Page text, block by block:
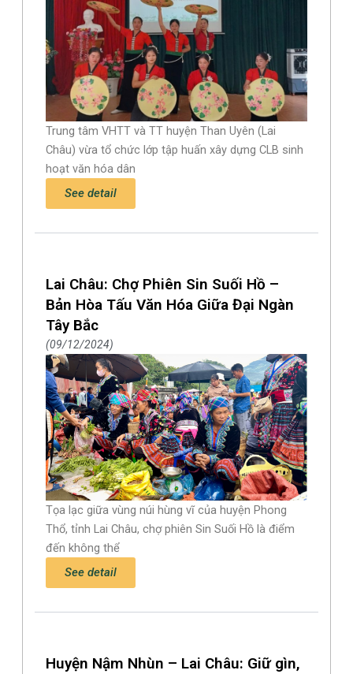
Trung tâm VHTT và TT huyện Than Uyên (Lai
Châu) vừa tổ chức lớp tập huấn xây dựng CLB sinh
hoạt văn hóa dân
See detail
Lai Châu: Chợ Phiên Sin Suối Hồ –
Bản Hòa Tấu Văn Hóa Giữa Đại Ngàn
Tây Bắc
09/12/2024
Tọa lạc giữa vùng núi hùng vĩ của huyện Phong
Thổ, tỉnh Lai Châu, chợ phiên Sin Suối Hồ là điểm
đến không thể
See detail
Huyện Nậm Nhùn – Lai Châu: Giữ gìn,